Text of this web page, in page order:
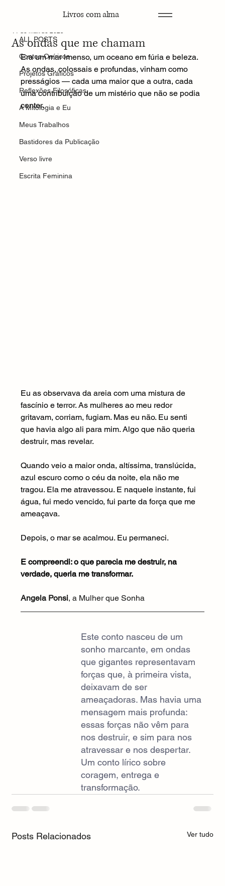
Livros com alma
ALL POSTS
Contos Oníricos
Projetos Gráficos
Reflexões Filosóficas
A Mitologia e Eu
Meus Trabalhos
Bastidores da Publicação
Verso livre
Escrita Feminina
As ondas que me chamam
11 de mai. de 2025
Era um mar imenso, um oceano em fúria e beleza.
As ondas, colossais e profundas, vinham como
presságios — cada uma maior que a outra, cada
uma contribuição de um mistério que não se podia
conter.
Eu as observava da areia com uma mistura de
fascínio e terror. As mulheres ao meu redor
gritavam, corriam, fugiam. Mas eu não. Eu senti
que havia algo ali para mim. Algo que não queria
destruir, mas revelar.
Quando veio a maior onda, altíssima, translúcida,
azul escuro como o céu da noite, ela não me
tragou. Ela me atravessou. E naquele instante, fui
água, fui medo vencido, fui parte da força que me
ameaçava.
Depois, o mar se acalmou. Eu permaneci.
E compreendi: o que parecia me destruir, na
verdade, queria me transformar.
Angela Ponsi, a Mulher que Sonha
Este conto nasceu de um
sonho marcante, em ondas
que gigantes representavam
forças que, à primeira vista,
deixavam de ser
ameaçadoras. Mas havia uma
mensagem mais profunda:
essas forças não vêm para
nos destruir, e sim para nos
atravessar e nos despertar.
Um conto lírico sobre
coragem, entrega e
transformação.
Posts Relacionados Ver tudo